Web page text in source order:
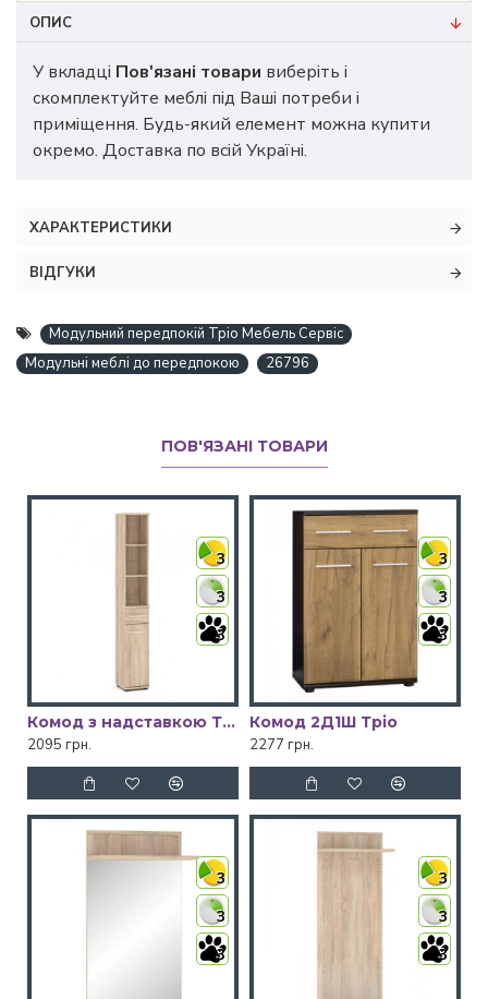
ОПИС
У вкладці Пов'язані товари виберіть і
скомплектуйте меблі під Ваші потреби і
приміщення. Будь-який елемент можна купити
окремо. Доставка по всій Україні.
ХАРАКТЕРИСТИКИ
ВІДГУКИ
Модульний передпокій Тріо Мебель Сервіс
Модульні меблі до передпокою
26796
ПОВ'ЯЗАНІ ТОВАРИ
3
3
3
Комод з надставкою Тріо
2095 грн.
3
3
3
Комод 2Д1Ш Тріо
2277 грн.
3
3
3
3
3
3